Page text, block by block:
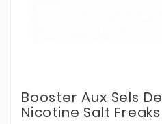
Booster Aux Sels De
Nicotine Salt Freaks